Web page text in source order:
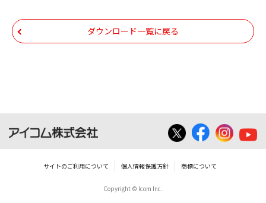
いは無償を問わず、第三者に譲渡あるいは
使用させる事ができません。
ダウンロードした取扱説明書等に使用され
の転用は一切出来ません。
ダウンロードした取扱説明書およびその他す
ダウンロード一覧に戻る
サイトのご利用について 個人情報保護方針 商標について
Copyright © Icom Inc.